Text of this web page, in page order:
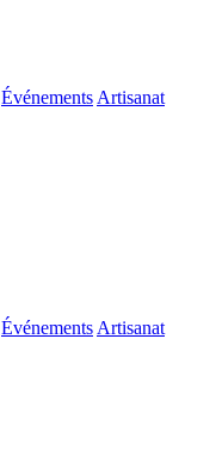
Événements Artisanat
Événements Artisanat